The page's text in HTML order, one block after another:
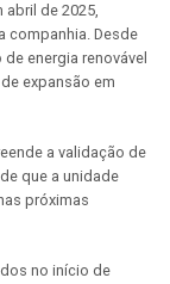
de 2025,
companhia. Desde
energia renovável
expansão em
a validação de
que a unidade
próximas
no início de